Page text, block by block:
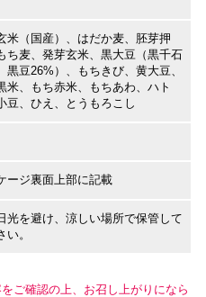
米（国産）、はだか麦、胚芽押
ち麦、発芽玄米、黒大豆（黒千石
黒豆26%）、もちきび、黄大豆、
米、もち赤米、もちあわ、ハト
豆、ひえ、とうもろこし
ージ裏面上部に記載
光を避け、涼しい場所で保管して
い。
ご確認の上、お召し上がりになら